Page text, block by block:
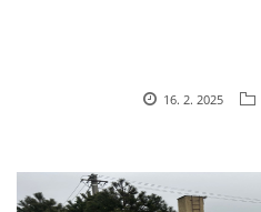
16. 2. 2025